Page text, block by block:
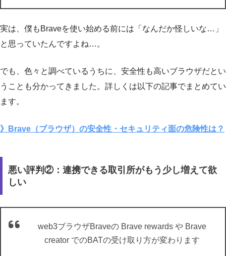
実は、僕もBraveを使い始める前には「なんだか怪しいな…」
と思っていたんですよね…。
でも、色々と調べているうちに、安全性も高いブラウザだとい
うことも分かってきました。詳しくは以下の記事でまとめてい
ます。
》Brave（ブラウザ）の安全性・セキュリティ面の危険性は？
悪い評判②：連携できる取引所がもう少し増えて欲
しい
web3ブラウザBraveの Brave rewards や Brave
creator でのBATの受け取り方が変わります